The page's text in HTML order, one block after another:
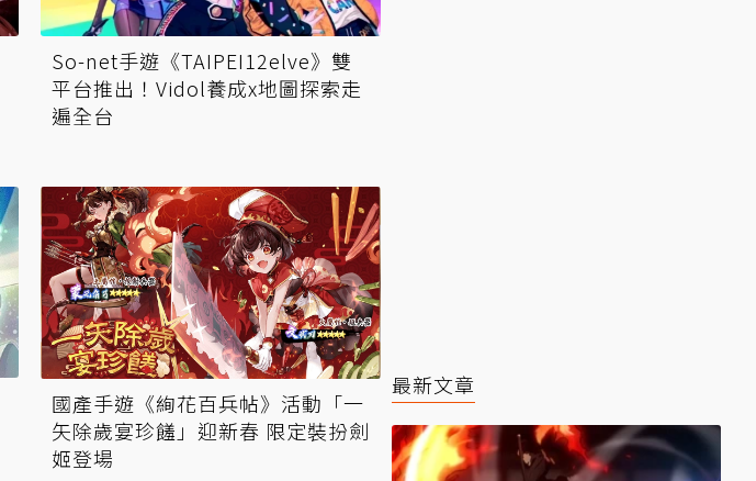
So-net手遊《TAIPEI12elve》雙
平台推出！Vidol養成x地圖探索走
遍全台
國產手遊《絢花百兵帖》活動「一
矢除歲宴珍饈」迎新春 限定裝扮劍
姬登場
最新文章